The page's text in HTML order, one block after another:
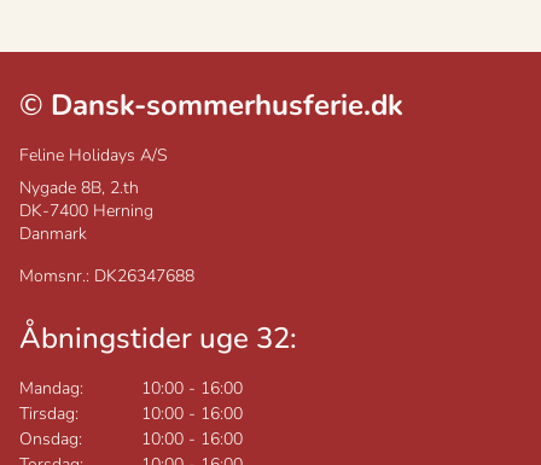
© Dansk-sommerhusferie.dk
Feline Holidays A/S
Nygade 8B, 2.th
DK-7400 Herning
Danmark
Momsnr.: DK26347688
Åbningstider uge 32:
Mandag: 10:00 - 16:00
Tirsdag:
10:00 - 16:00
Onsdag:
10:00 - 16:00